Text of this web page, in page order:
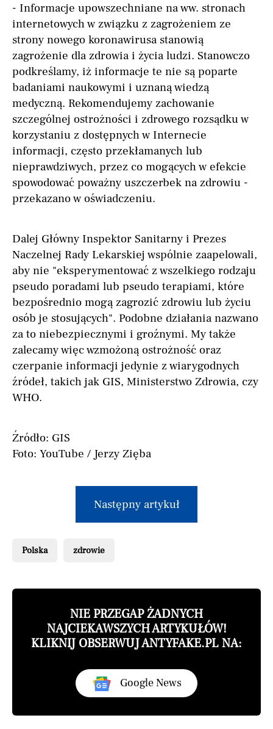
- Informacje upowszechniane na ww. stronach
internetowych w związku z zagrożeniem ze
strony nowego koronawirusa stanowią
zagrożenie dla zdrowia i życia ludzi. Stanowczo
podkreślamy, iż informacje te nie są poparte
badaniami naukowymi i uznaną wiedzą
medyczną. Rekomendujemy zachowanie
szczególnej ostrożności i zdrowego rozsądku w
korzystaniu z dostępnych w Internecie
informacji, często przekłamanych lub
nieprawdziwych, przez co mogących w efekcie
spowodować poważny uszczerbek na zdrowiu -
przekazano w oświadczeniu.
Dalej Główny Inspektor Sanitarny i Prezes
Naczelnej Rady Lekarskiej wspólnie zaapelowali,
aby nie "eksperymentować z wszelkiego rodzaju
pseudo poradami lub pseudo terapiami, które
bezpośrednio mogą zagrozić zdrowiu lub życiu
osób je stosujących". Podobne działania nazwano
za to niebezpiecznymi i groźnymi. My także
zalecamy więc wzmożoną ostrożność oraz
czerpanie informacji jedynie z wiarygodnych
źródeł, takich jak GIS, Ministerstwo Zdrowia, czy
WHO.
Źródło: GIS
Foto: YouTube / Jerzy Zięba
Następny artykuł
Polska zdrowie
NIE PRZEGAP ŻADNYCH
NAJCIEKAWSZYCH ARTYKUŁÓW!
KLIKNIJ OBSERWUJ ANTYFAKE.PL NA:
Google News